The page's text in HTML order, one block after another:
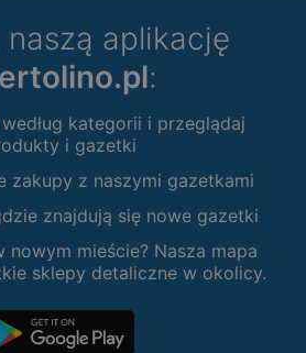
naszą aplikację
:
kategorii i przeglądaj
i gazetki
zakupy z naszymi gazetkami
znajdują się nowe gazetki
nowym mieście? Nasza mapa
sklepy detaliczne w okolicy.